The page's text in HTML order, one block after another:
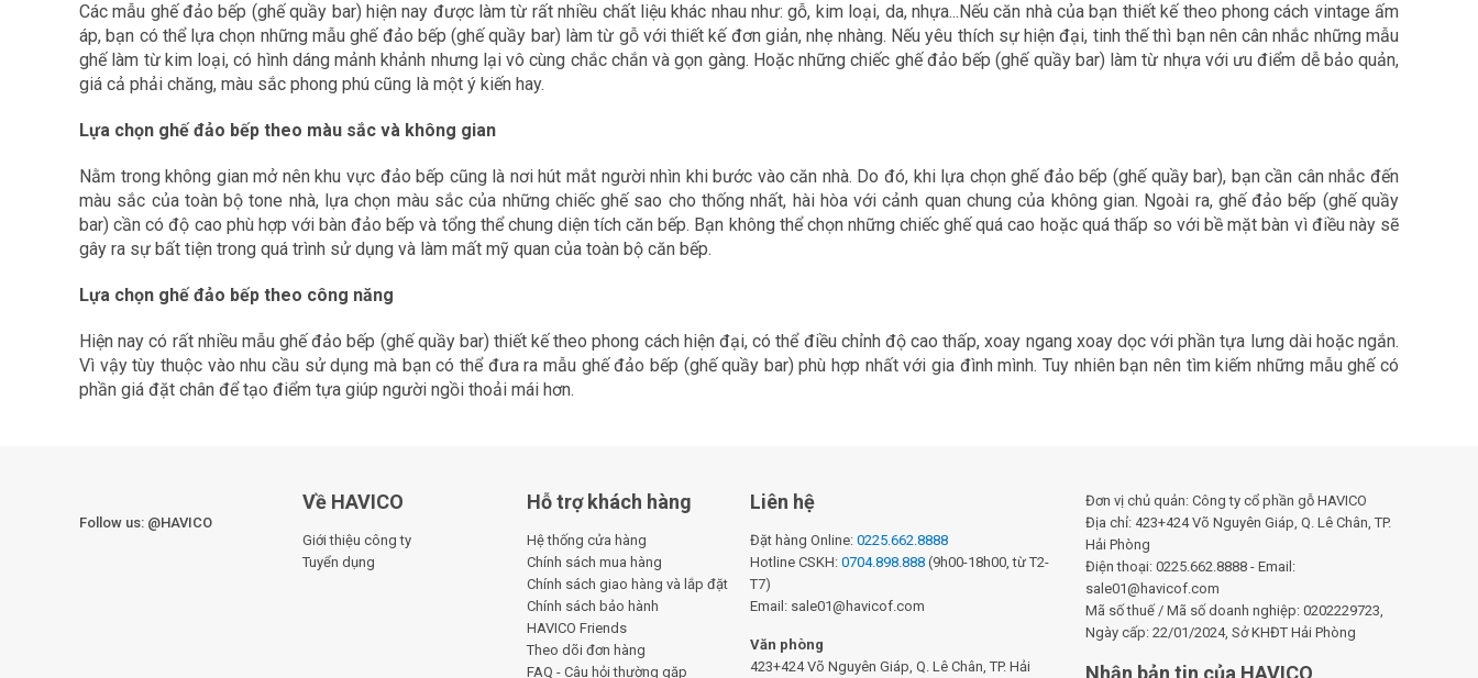
Các mẫu ghế đảo bếp (ghế quầy bar) hiện nay được làm từ rất nhiều chất liệu khác nhau như: gỗ, kim loại, da, nhựa...Nếu căn nhà của bạn thiết kế theo phong cách vintage ấm
áp, bạn có thể lựa chọn những mẫu ghế đảo bếp (ghế quầy bar) làm từ gỗ với thiết kế đơn giản, nhẹ nhàng. Nếu yêu thích sự hiện đại, tinh thế thì bạn nên cân nhắc những mẫu
ghế làm từ kim loại, có hình dáng mảnh khảnh nhưng lại vô cùng chắc chắn và gọn gàng. Hoặc những chiếc ghế đảo bếp (ghế quầy bar) làm từ nhựa với ưu điểm dễ bảo quản,
giá cả phải chăng, màu sắc phong phú cũng là một ý kiến hay.
Lựa chọn ghế đảo bếp theo màu sắc và không gian
Nằm trong không gian mở nên khu vực đảo bếp cũng là nơi hút mắt người nhìn khi bước vào căn nhà. Do đó, khi lựa chọn ghế đảo bếp (ghế quầy bar), bạn cần cân nhắc đến
màu sắc của toàn bộ tone nhà, lựa chọn màu sắc của những chiếc ghế sao cho thống nhất, hài hòa với cảnh quan chung của không gian. Ngoài ra, ghế đảo bếp (ghế quầy
bar) cần có độ cao phù hợp với bàn đảo bếp và tổng thể chung diện tích căn bếp. Bạn không thể chọn những chiếc ghế quá cao hoặc quá thấp so với bề mặt bàn vì điều này sẽ
gây ra sự bất tiện trong quá trình sử dụng và làm mất mỹ quan của toàn bộ căn bếp.
Lựa chọn ghế đảo bếp theo công năng
Hiện nay có rất nhiều mẫu ghế đảo bếp (ghế quầy bar) thiết kế theo phong cách hiện đại, có thể điều chỉnh độ cao thấp, xoay ngang xoay dọc với phần tựa lưng dài hoặc ngắn.
Vì vậy tùy thuộc vào nhu cầu sử dụng mà bạn có thể đưa ra mẫu ghế đảo bếp (ghế quầy bar) phù hợp nhất với gia đình mình. Tuy nhiên bạn nên tìm kiếm những mẫu ghế có
phần giá đặt chân để tạo điểm tựa giúp người ngồi thoải mái hơn.
Follow us: @HAVICO
Về HAVICO
Giới thiệu công ty
Tuyển dụng
Hỗ trợ khách hàng
Hệ thống cửa hàng
Chính sách mua hàng
Chính sách giao hàng và lắp đặt
Chính sách bảo hành
HAVICO Friends
Theo dõi đơn hàng
FAQ - Câu hỏi thường gặp
Liên hệ
Đặt hàng Online: 0225.662.8888
Hotline CSKH: 0704.898.888(9h00-18h00, từ T2-
T7)
Email: sale01@havicof.com
Văn phòng
423+424 Võ Nguyên Giáp, Q. Lê Chân, TP. Hải
Đơn vị chủ quản: Công ty cổ phần gỗ HAVICO
Địa chỉ: 423+424 Võ Nguyên Giáp, Q. Lê Chân, TP.
Hải Phòng
Điện thoại: 0225.662.8888 - Email:
sale01@havicof.com
Mã số thuế / Mã số doanh nghiệp: 0202229723,
Ngày cấp: 22/01/2024, Sở KHĐT Hải Phòng